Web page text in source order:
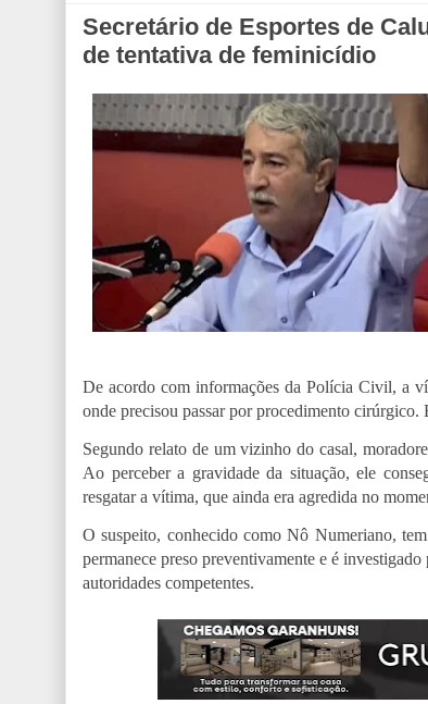
Secretário de Esportes de
de tentativa de feminicídio
De acordo com informações da Polícia Civil, a
onde precisou passar por procedimento cirúrgico.
Segundo relato de um vizinho do casal,
Ao perceber a gravidade da situação, ele
resgatar a vítima, que ainda era agredida no
O suspeito, conhecido como Nô Numeriano,
permanece preso preventivamente e é
autoridades competentes.